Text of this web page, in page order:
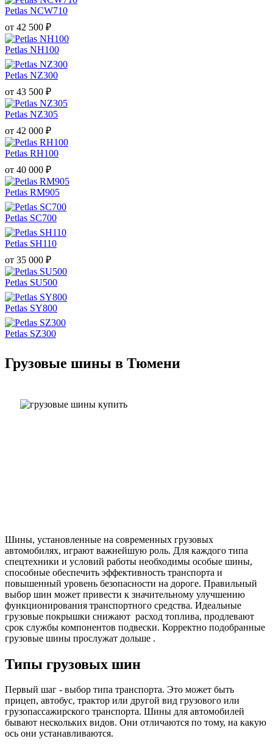
Petlas NCW710
от 42 500 ₽
Petlas NH100
Petlas NZ300
от 43 500 ₽
Petlas NZ305
от 42 000 ₽
Petlas RH100
от 40 000 ₽
Petlas RM905
Petlas SC700
Petlas SH110
от 35 000 ₽
Petlas SU500
Petlas SY800
Petlas SZ300
Грузовые шины в Тюмени
Шины, установленные на современных грузовых
автомобилях, играют важнейшую роль. Для каждого типа
спецтехники и условий работы необходимы особые шины,
способные обеспечить эффективность транспорта и
повышенный уровень безопасности на дороге. Правильный
выбор шин может привести к значительному улучшению
функционирования транспортного средства. Идеальные
грузовые покрышки снижают расход топлива, продлевают
срок службы компонентов подвески. Корректно подобранные
грузовые шины прослужат дольше .
Типы грузовых шин
Первый шаг - выбор типа транспорта. Это может быть
прицеп, автобус, трактор или другой вид грузового или
грузопассажирского транспорта. Шины для автомобилей
бывают нескольких видов. Они отличаются по тому, на какую
ось они устанавливаются.